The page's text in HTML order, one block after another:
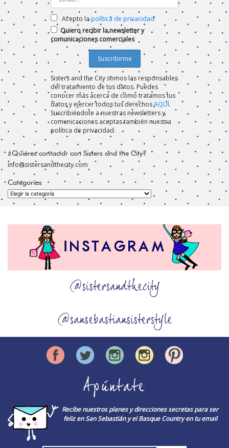
Acepto lapolítica de privacidad
Quiero recibir la newsletter y
comunicaciones comerciales
Sisters and the City somos las responsables
del tratamiento de tus datos. Puedes
conocer más acerca de cómo tratamos tus
datos y ejercer todos tus derechosAQUÍ.
Suscribiéndote a nuestras newsletters y
comunicaciones aceptas también nuestra
política de privacidad.
¿Quiéres contactar con Sisters and the City?
info@sistersandthecity.com
Categorías
Categorías
@sistersandthecity
@sansebastiansisterstyle
Apúntate
Recibe nuestros planes y direcciones secretas para ser
feliz en San Sebastián y el Basque Country en tu email